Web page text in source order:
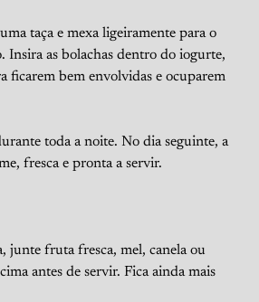
taça e mexa ligeiramente para o
Insira as bolachas dentro do iogurte,
ficarem bem envolvidas e ocuparem
toda a noite. No dia seguinte, a
fresca e pronta a servir.
junte fruta fresca, mel, canela ou
antes de servir. Fica ainda mais